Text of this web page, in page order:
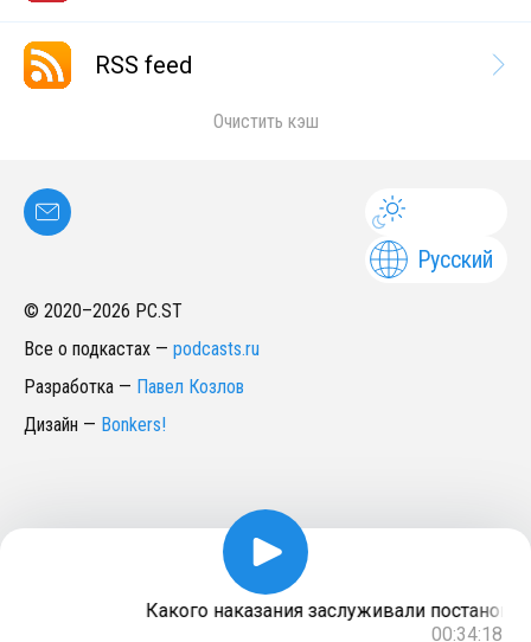
RSS feed
Очистить кэш
Русский
© 2020–2026 PC.ST
Все о подкастах — podcasts.ru
Разработка — Павел Козлов
Дизайн — Bonkers!
Какого наказания заслуживали
00:34:18